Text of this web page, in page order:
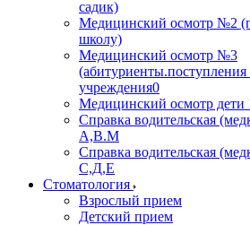
садик)
Медицинский осмотр №2
школу)
Медицинский осмотр №3
учреждения0
Медицинский осмотр дети
Справка водительская
А,В.М
Справка водительская
С,Д,Е
Стоматология
Взрослый прием
Детский прием